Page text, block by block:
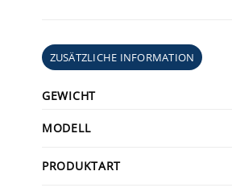
ZUSÄTZLICHE INFORMATION
GEWICHT
MODELL
PRODUKTART